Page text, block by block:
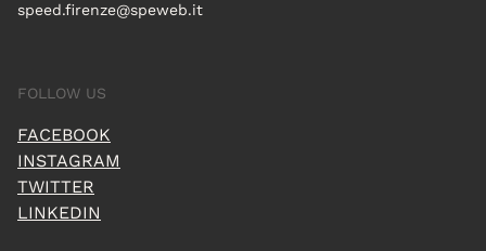
speed.firenze@speweb.it
FOLLOW US
FACEBOOK
INSTAGRAM
TWITTER
LINKEDIN